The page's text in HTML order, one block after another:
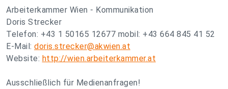
Arbeiterkammer Wien - Kommunikation
Doris Strecker
Telefon: +43 1 50165 12677 mobil: +43 664 845 41 52
E-Mail: doris.strecker@akwien.at
Website: http://wien.arbeiterkammer.at
Ausschließlich für Medienanfragen!